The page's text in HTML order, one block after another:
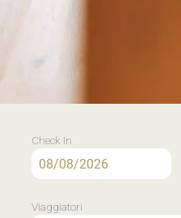
Check In
Viaggiatori